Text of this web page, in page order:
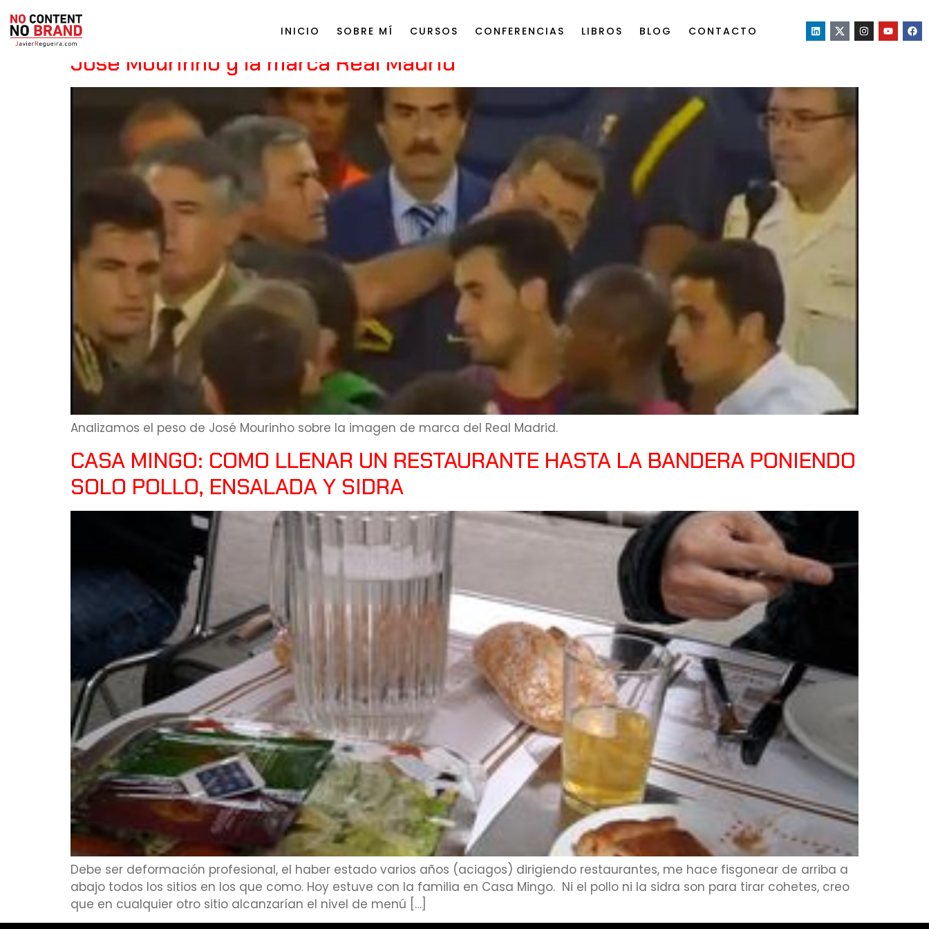
INICIO SOBRE MÍ CURSOS CONFERENCIAS LIBROS BLOG CONTACTO
Tag: entorno físico
Jose Mourinho y la marca Real Madrid
Analizamos el peso de José Mourinho sobre la imagen de marca del Real Madrid.
CASA MINGO: COMO LLENAR UN RESTAURANTE HASTA LA BANDERA PONIENDO
SOLO POLLO, ENSALADA Y SIDRA
Debe ser deformación profesional, el haber estado varios años (aciagos) dirigiendo restaurantes, me hace fisgonear de arriba a
abajo todos los sitios en los que como. Hoy estuve con la familia en Casa Mingo. Ni el pollo ni la sidra son para tirar cohetes, creo
que en cualquier otro sitio alcanzarían el nivel de menú […]